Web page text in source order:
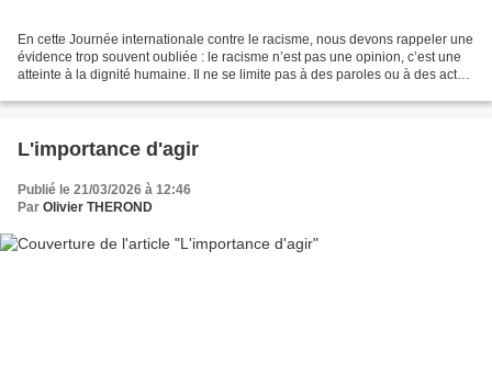
En cette Journée internationale contre le racisme, nous devons rappeler une
évidence trop souvent oubliée : le racisme n’est pas une opinion, c’est une
atteinte à la dignité humaine. Il ne se limite pas à des paroles ou à des actes
L'importance d'agir
Publié le 21/03/2026 à 12:46
Par Olivier THEROND